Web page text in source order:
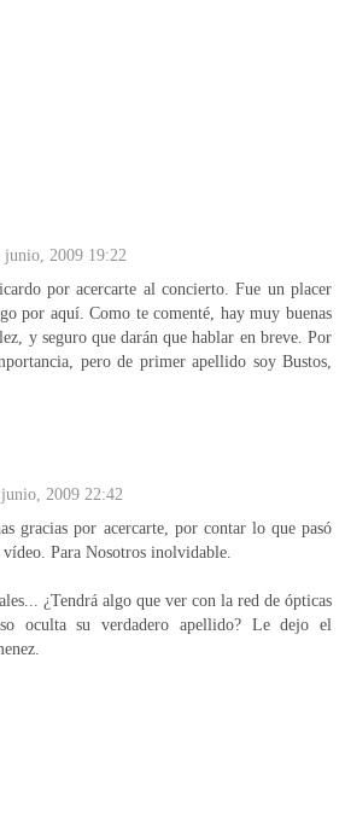
junio, 2009 19:22
por acercarte al concierto. Fue un placer
por aquí. Como te comenté, hay muy buenas
y seguro que darán que hablar en breve. Por
pero de primer apellido soy Bustos,
2009 22:42
gracias por acercarte, por contar lo que pasó
Para Nosotros inolvidable.
¿Tendrá algo que ver con la red de ópticas
oculta su verdadero apellido? Le dejo el